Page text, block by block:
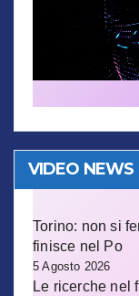
VIDEO NEWS
Torino: non si
finisce nel Po
5 Agosto 2026
Le ricerche nel